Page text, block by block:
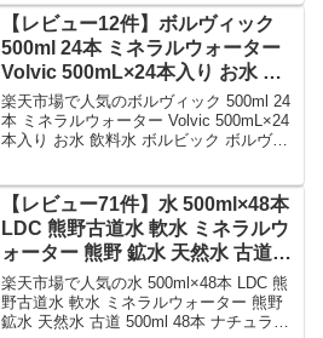
料 飲料水｜価格・送料・ポイン
ト還元まとめ
備蓄 備蓄用 防災グッズ 飲料 飲料水を徹
底解説。子育ての店 ベビー・キッズから
2,160円で販売中（送料込み・ポイント1
倍）。実ユーザーレビュー1件・平均評価
4の商品情報・購入方法まとめ。
【レビュー12件】ボルヴィック
500ml 24本 ミネラルウォーター
Volvic 500mL×24本入り お水 飲
料水 ボルビック ボルヴィッグ 並
行輸入 水 ドリンク 海外名水 軟水
【代引き不可】｜価格・送料・ポ
楽天市場で人気のボルヴィック 500ml 24
本 ミネラルウォーター Volvic 500mL×24
本入り お水 飲料水 ボルビック ボルヴィ
ベビー・キッズから2,750円で販売中（送
料込み・ポイント1倍）。実ユーザーレビ
ュー12件・平均評価4.42の商品情報・購
入方法まとめ。
【レビュー71件】水 500ml×48本
LDC 熊野古道水 軟水 ミネラルウ
ォーター 熊野 鉱水 天然水 古道
500ml 48本 ナチュラル ペットボ
トル ライフドリンクカンパニー
【代引不可】｜価格・送料・ポイ
楽天市場で人気の水 500ml×48本 LDC 熊
野古道水 軟水 ミネラルウォーター 熊野
鉱水 天然水 古道 500ml 48本 ナチュラル